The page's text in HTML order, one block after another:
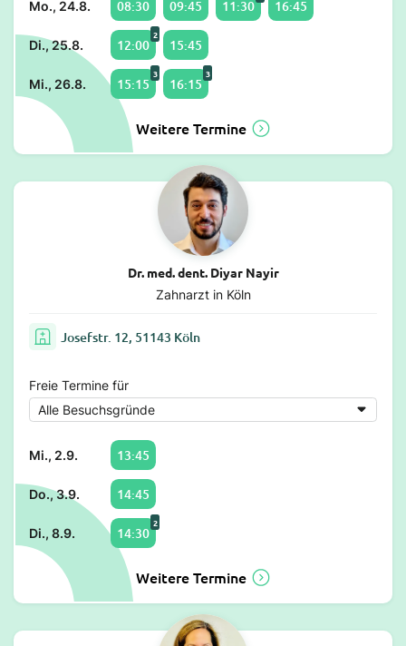
Mo., 24.8. 08:30 09:45 11:30 16:45
Di., 25.8. 12:00
2
15:45
Mi., 26.8. 15:15
3
16:15
3
Weitere Termine
Dr. med. dent. Diyar Nayir
Zahnarzt in Köln
Josefstr. 12, 51143 Köln
Freie Termine für
Mi., 2.9. 13:45
Do., 3.9. 14:45
Di., 8.9. 14:30
2
Weitere Termine